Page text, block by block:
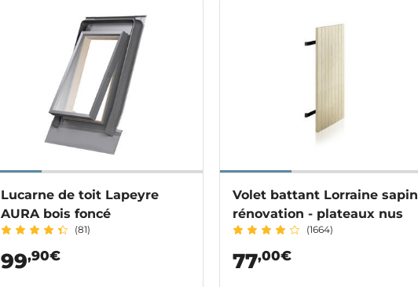
Lucarne de toit Lapeyre
AURA bois foncé
(81)
99,90€
Volet battant Lorraine sapin
rénovation - plateaux nus
(1664)
77,00€